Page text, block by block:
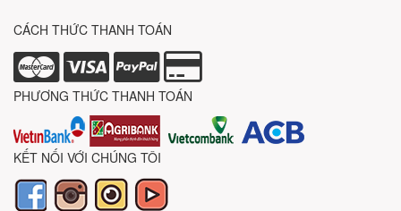
CÁCH THỨC THANH TOÁN
PHƯƠNG THỨC THANH TOÁN
KẾT NỐI VỚI CHÚNG TÔI